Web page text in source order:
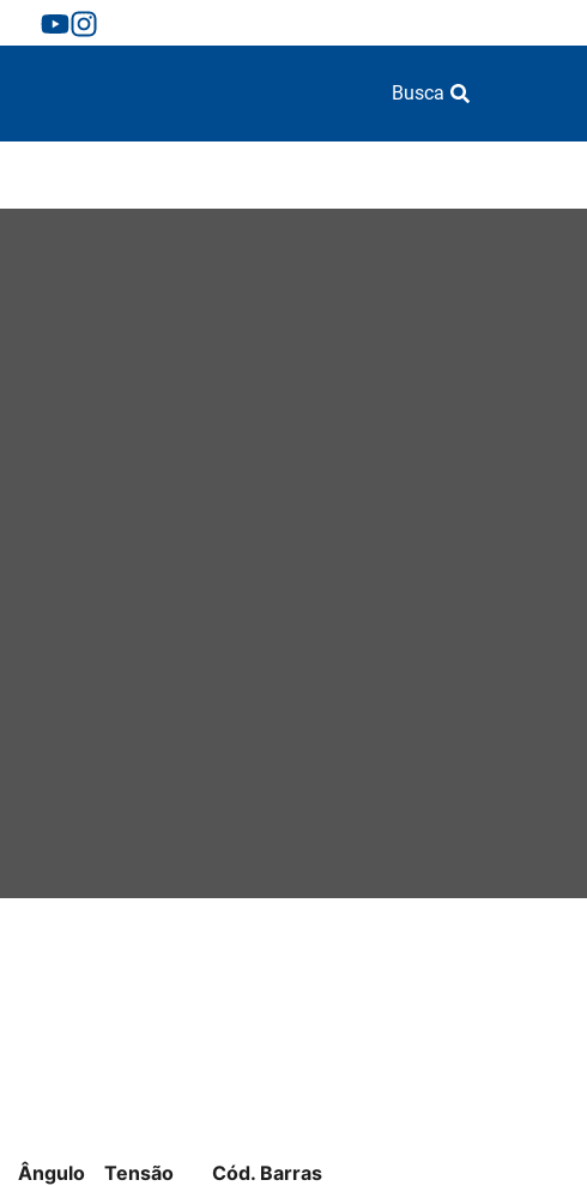
Busca
Ângulo Tensão
Cód. Barras